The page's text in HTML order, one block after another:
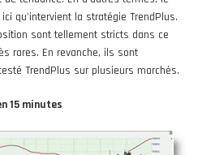
qu'intervient la stratégie TrendPlus.
sont tellement stricts dans ce
rares. En revanche, ils sont
TrendPlus sur plusieurs marchés.
15 minutes